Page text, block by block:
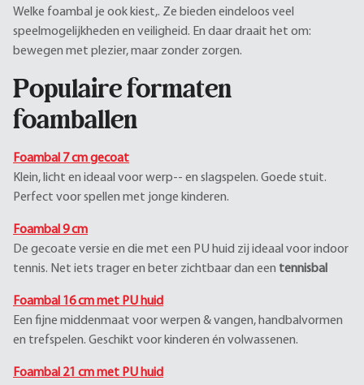
Welke foambal je ook kiest,. Ze bieden eindeloos veel
speelmogelijkheden en veiligheid. En daar draait het om:
bewegen met plezier, maar zonder zorgen.
Populaire formaten
foamballen
Foambal 7 cm gecoat
Klein, licht en ideaal voor werp-- en slagspelen. Goede stuit.
Perfect voor spellen met jonge kinderen.
Foambal 9 cm
De gecoate versie en die met een PU huid zij ideaal voor indoor
tennis. Net iets trager en beter zichtbaar dan een tennisbal
Foambal 16 cm met PU huid
Een fijne middenmaat voor werpen & vangen, handbalvormen
en trefspelen. Geschikt voor kinderen én volwassenen.
Foambal 21 cm met PU huid